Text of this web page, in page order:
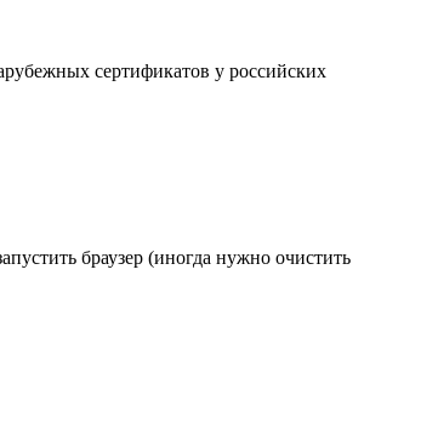
сертификатов у российских
браузер (иногда нужно очистить